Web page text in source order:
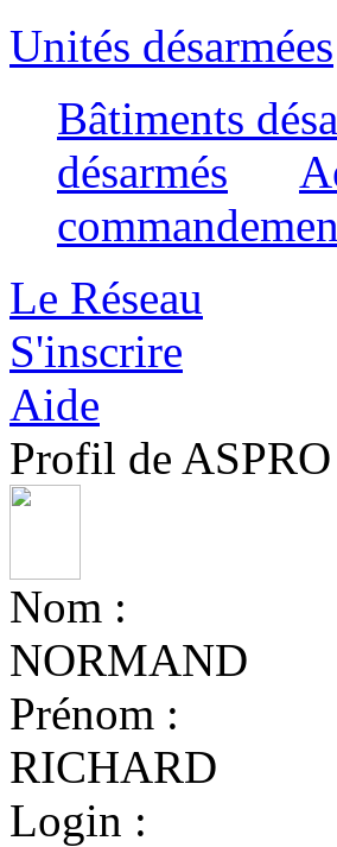
Unités désarmées
Bâtiments
désarmés
Le Réseau
S'inscrire
Aide
Profil de ASPRO
Nom :
NORMAND
Prénom :
RICHARD
Login :